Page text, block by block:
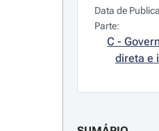
Data de
Parte:
C -
direta e